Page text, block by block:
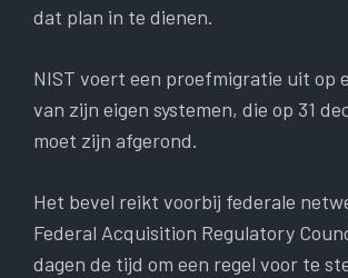
dat plan in te dienen.
NIST voert een proefmigratie uit op
van zijn eigen systemen, die op 31
moet zijn afgerond.
Het bevel reikt voorbij federale
Federal Acquisition Regulatory
dagen de tijd om een ​​regel voor te